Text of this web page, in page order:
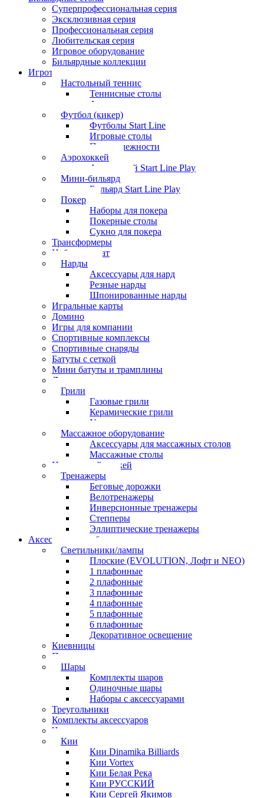
Суперпрофессиональная серия
Эксклюзивная серия
Профессиональная серия
Любительская серия
Игровое оборудование
Бильярдные коллекции
Игротека
Настольный теннис
Теннисные столы
Аксессуары
Футбол (кикер)
Футболы Start Line
Игровые столы
Принадлежности
Аэрохоккей
Аэрохоккей Start Line Play
Мини-бильярд
Бильярд Start Line Play
Покер
Наборы для покера
Покерные столы
Сукно для покера
Трансформеры
Набор шахмат
Нарды
Аксессуары для нард
Резные нарды
Шпонированные нарды
Игральные карты
Домино
Игры для компании
Спортивные комплексы
Спортивные снаряды
Батуты с сеткой
Мини батуты и трамплины
Дартс
Грили
Газовые грили
Керамические грили
Угольные грили
Массажное оборудование
Аксессуары для массажных столов
Массажные столы
Настольный хоккей
Тренажеры
Беговые дорожки
Велотренажеры
Инверсионные тренажеры
Степперы
Эллиптические тренажеры
Аксессуары для бильярда
Светильники/лампы
Плоские (EVOLUTION, Лофт и NEO)
1 плафонные
2 плафонные
3 плафонные
4 плафонные
5 плафонные
6 плафонные
Декоративное освещение
Киевницы
Полочки
Шары
Комплекты шаров
Одиночные шары
Наборы с аксессуарами
Треугольники
Комплекты аксессуаров
Часы
Кии
Кии Dinamika Billiards
Кии Vortex
Кии Белая Река
Кии РУССКИЙ
Кии Сергей Якимов